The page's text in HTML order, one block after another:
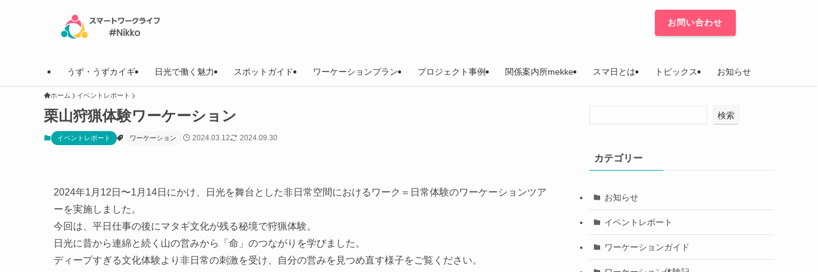
うず・うずカイギ 日光で働く魅力 スポットガイド ワーケーションプラン プロジェクト事例 関係案内所mekke スマ日とは トピックス お知らせ
お問い合わせ
ホーム イベントレポート
栗山狩猟体験ワーケーション
イベントレポート ワーケーション 2024.03.12 2024.09.30
2024年1月12日〜1月14日にかけ、日光を舞台とした非日常空間におけるワーク＝日常体験のワーケーションツア
ーを実施しました。
今回は、平日仕事の後にマタギ文化が残る秘境で狩猟体験。
日光に昔から連綿と続く山の営みから「命」のつながりを学びました。
ディープすぎる文化体験より非日常の刺激を受け、自分の営みを見つめ直す様子をご覧ください。
検索
カテゴリー
お知らせ
イベントレポート
ワーケーションガイド